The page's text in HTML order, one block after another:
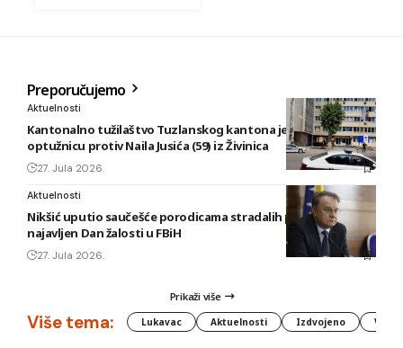
Preporučujemo
Aktuelnosti
Kantonalno tužilaštvo Tuzlanskog kantona je podiglo
optužnicu protiv Naila Jusića (59) iz Živinica
27. Jula 2026.
Aktuelnosti
Nikšić uputio saučešće porodicama stradalih planinara,
najavljen Dan žalosti u FBiH
27. Jula 2026.
Prikaži više
Više tema: Lukavac Aktuelnosti Izdvojeno